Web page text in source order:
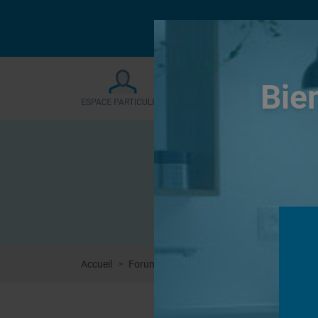
Le forum sera
Accueil Forums